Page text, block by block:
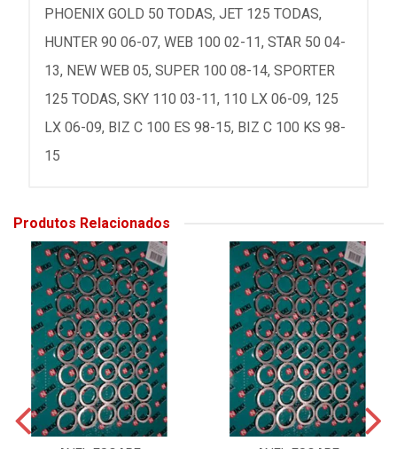
PHOENIX GOLD 50 TODAS, JET 125 TODAS,
HUNTER 90 06-07, WEB 100 02-11, STAR 50 04-
13, NEW WEB 05, SUPER 100 08-14, SPORTER
125 TODAS, SKY 110 03-11, 110 LX 06-09, 125
LX 06-09, BIZ C 100 ES 98-15, BIZ C 100 KS 98-
15
Produtos Relacionados